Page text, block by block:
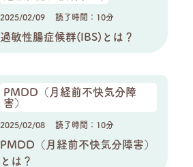
2025/02/09 読了時間：10分
過敏性腸症候群(IBS)とは？
PMDD（月経前不快気分障
害）
2025/02/08 読了時間：10分
PMDD（月経前不快気分障害）
とは？